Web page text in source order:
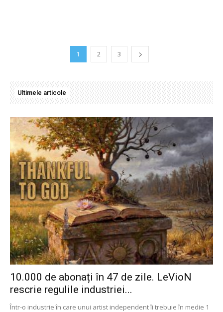
1 2 3
Ultimele articole
10.000 de abonați în 47 de zile. LeVioN
rescrie regulile industriei...
Într-o industrie în care unui artist independent îi trebuie în medie 1